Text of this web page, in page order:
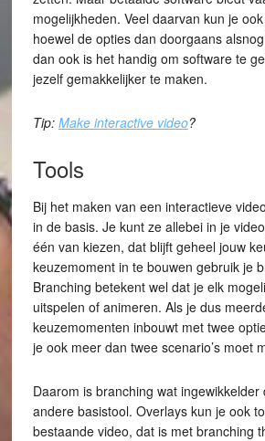
mogelijkheden. Veel daarvan kun je
hoewel de opties dan doorgaans
dan ook is het handig om software te
jezelf gemakkelijker te maken.
Tip: Make interactive video?
Tools
Bij het maken van een interactieve
in de basis. Je kunt ze allebei in je
één van kiezen, dat blijft geheel jouw
keuzemoment in te bouwen gebruik je
Branching betekent wel dat je elk
uitspelen of animeren. Als je dus
keuzemomenten inbouwt met twee
je ook meer dan twee scenario’s moet
Daarom is branching wat ingewikkelder
andere basistool. Overlays kun je ook
bestaande video, dat is met branching